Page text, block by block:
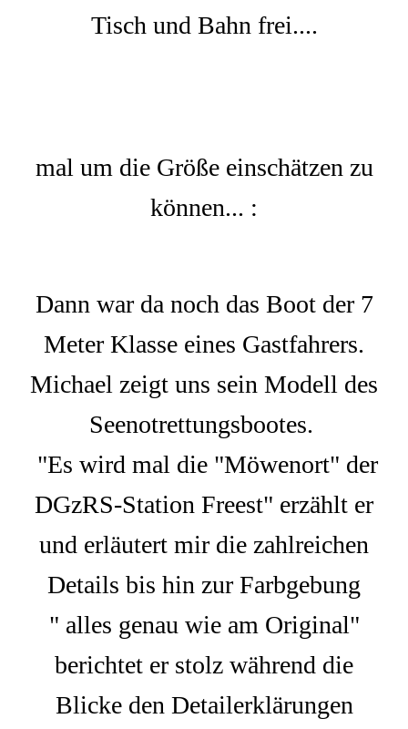
Tisch und Bahn frei....
mal um die Größe einschätzen zu
können... :
Dann war da noch das Boot der 7
Meter Klasse eines Gastfahrers.
Michael zeigt uns sein Modell des
Seenotrettungsbootes.
"Es wird mal die "Möwenort" der
DGzRS-Station Freest" erzählt er
und erläutert mir die zahlreichen
Details bis hin zur Farbgebung
" alles genau wie am Original"
berichtet er stolz während die
Blicke den Detailerklärungen